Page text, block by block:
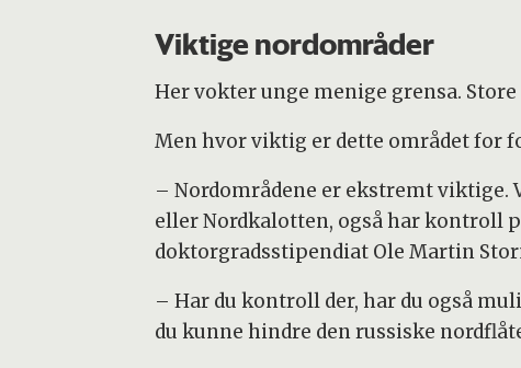
Viktige nordområder
Her vokter unge menige grensa.
Men hvor viktig er dette området for
– Nordområdene er ekstremt
eller Nordkalotten, også har kontroll
doktorgradsstipendiat Ole Martin
– Har du kontroll der, har du også
du kunne hindre den russiske